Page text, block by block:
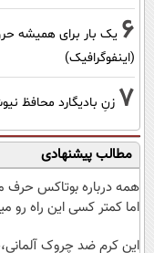
6 یک بار برای همیشه
(اینفوگرافیک)
7 زنِ بادیگارد محافظ
مطالب پیشنهادی
همه درباره بوتاکس حرف
اما کمتر کسی این راه رو
این کرم ضد چروک